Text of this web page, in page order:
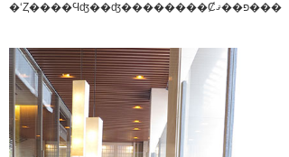
�ʻȤ����Ϥʤ��ʤ��������Ȼפ��ޤ���